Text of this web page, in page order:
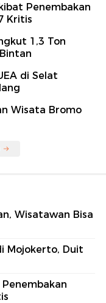
Penembakan
Kritis
1,3 Ton
di Selat
Wisata Bromo
Wisatawan Bisa
Mojokerto, Duit